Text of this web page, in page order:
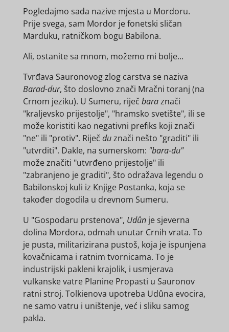
Pogledajmo sada nazive mjesta u Mordoru.
Prije svega, sam Mordor je fonetski sličan
Marduku, ratničkom bogu Babilona.
Ali, ostanite sa mnom, možemo mi bolje...
Tvrđava Sauronovog zlog carstva se naziva
Barad-dur, što doslovno znači Mračni toranj (na
Crnom jeziku). U Sumeru, riječ baraznači
"kraljevsko prijestolje", "hramsko svetište", ili se
može koristiti kao negativni prefiks koji znači
"ne" ili "protiv". Riječ duznači nešto "graditi" ili
"utvrditi". Dakle, na sumerskom: "bara-du"
može značiti "utvrđeno prijestolje" ili
"zabranjeno je graditi", što odražava legendu o
Babilonskoj kuli iz Knjige Postanka, koja se
također dogodila u drevnom Sumeru.
U "Gospodaru prstenova", Udûnje sjeverna
dolina Mordora, odmah unutar Crnih vrata. To
je pusta, militarizirana pustoš, koja je ispunjena
kovačnicama i ratnim tvornicama. To je
industrijski pakleni krajolik, i usmjerava
vulkanske vatre Planine Propasti u Sauronov
ratni stroj. Tolkienova upotreba Udûna evocira,
ne samo vatru i uništenje, već i sliku samog
pakla.